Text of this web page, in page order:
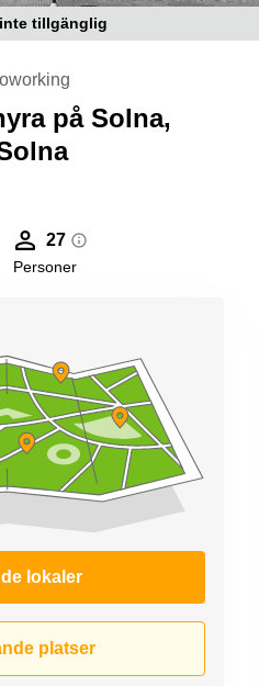
tillgänglig
på Solna,
27
Personer
lokaler
platser